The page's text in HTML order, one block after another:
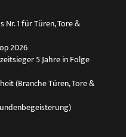
Nr. 1 für Türen, Tore &
2026
5 Jahre in Folge
(Branche Türen, Tore &